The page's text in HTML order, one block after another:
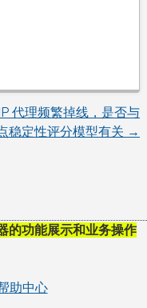
代理频繁掉线，是否与
稳定性评分模型有关 →
的功能展示和业务操作
助中心